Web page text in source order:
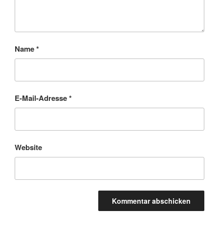
Name*
E-Mail-Adresse*
Website